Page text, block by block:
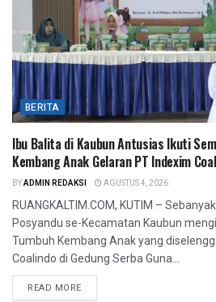
BERITA
Ibu Balita di Kaubun Antusias Ikuti
Kembang Anak Gelaran PT Indexim
BYADMIN REDAKSI AGUSTUS 4, 2026
RUANGKALTIM.COM, KUTIM –
Posyandu se-Kecamatan Kaubun
Tumbuh Kembang Anak yang
Coalindo di Gedung Serba Guna...
READ MORE